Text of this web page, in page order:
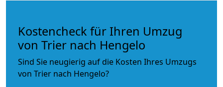
Kostencheck für Ihren Umzug
von Trier nach Hengelo
Sind Sie neugierig auf die Kosten Ihres Umzugs
von Trier nach Hengelo?